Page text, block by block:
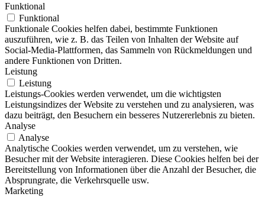
Funktional
Funktional
Funktionale Cookies helfen dabei, bestimmte Funktionen
auszuführen, wie z. B. das Teilen von Inhalten der Website auf
Social-Media-Plattformen, das Sammeln von Rückmeldungen und
andere Funktionen von Dritten.
Leistung
Leistung
Leistungs-Cookies werden verwendet, um die wichtigsten
Leistungsindizes der Website zu verstehen und zu analysieren, was
dazu beiträgt, den Besuchern ein besseres Nutzererlebnis zu bieten.
Analyse
Analyse
Analytische Cookies werden verwendet, um zu verstehen, wie
Besucher mit der Website interagieren. Diese Cookies helfen bei der
Bereitstellung von Informationen über die Anzahl der Besucher, die
Absprungrate, die Verkehrsquelle usw.
Marketing